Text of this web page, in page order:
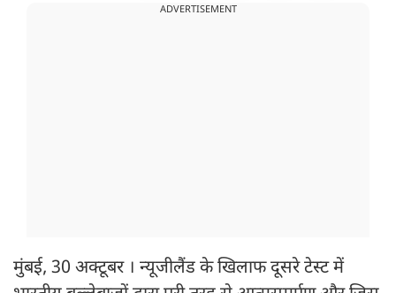
ADVERTISEMENT
मुंबई, 30 अक्टूबर । न्यूजीलैंड के खिलाफ दूसरे टेस्ट में